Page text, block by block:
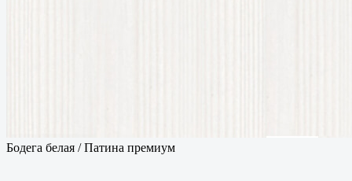
Бодега белая / Патина премиум